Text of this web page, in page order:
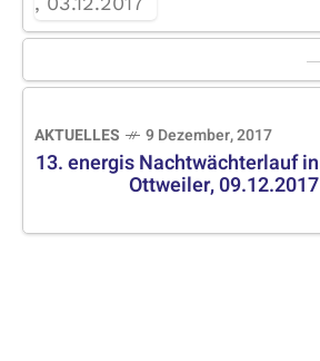
AKTUELLES 9 Dezember, 2017
13. energis Nachtwächterlauf in
Ottweiler, 09.12.2017